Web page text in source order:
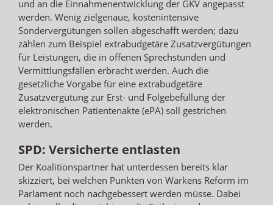
und an die Einnahmenentwicklung der GKV angepasst
werden. Wenig zielgenaue, kostenintensive
Sondervergütungen sollen abgeschafft werden; dazu
zählen zum Beispiel extrabudgetäre Zusatzvergütungen
für Leistungen, die in offenen Sprechstunden und
Vermittlungsfällen erbracht werden. Auch die
gesetzliche Vorgabe für eine extrabudgetäre
Zusatzvergütung zur Erst- und Folgebefüllung der
elektronischen Patientenakte (ePA) soll gestrichen
werden.
SPD: Versicherte entlasten
Der Koalitionspartner hat unterdessen bereits klar
skizziert, bei welchen Punkten von Warkens Reform im
Parlament noch nachgebessert werden müsse. Dabei